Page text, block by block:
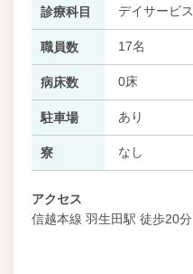
診療科目 デイサービス
職員数 17名
病床数 0床
駐車場 あり
寮 なし
アクセス
信越本線 羽生田駅 徒歩20分